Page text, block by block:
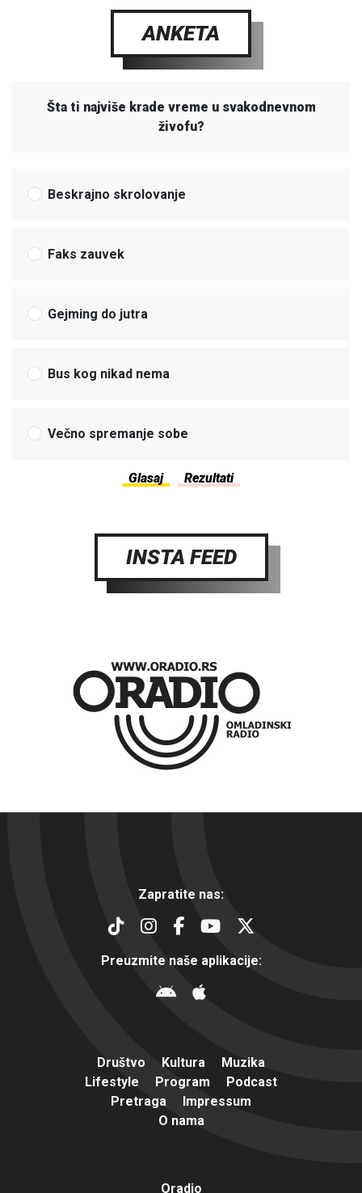
ANKETA
Šta ti najviše krade vreme u svakodnevnom
živofu?
Beskrajno skrolovanje
Faks zauvek
Gejming do jutra
Bus kog nikad nema
Večno spremanje sobe
INSTA FEED
Zapratite nas:
Preuzmite naše aplikacije:
Društvo Kultura
Muzika
Lifestyle
Program
Podcast
Pretraga
Impressum
O nama
Oradio